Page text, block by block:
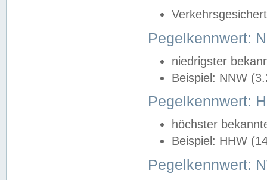
Pegelkennwert:
niedrigster
Beispiel: NNW
Pegelkennwert:
höchster
Beispiel: HHW
Pegelkennwert: